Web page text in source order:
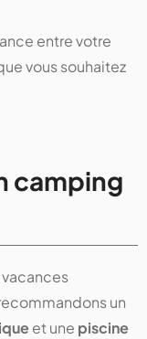
entre votre
vous souhaitez
camping
un
et une piscine